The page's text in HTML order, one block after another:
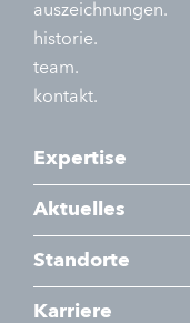
auszeichnungen.
historie.
team.
kontakt.
Expertise
Aktuelles
Standorte
Karriere